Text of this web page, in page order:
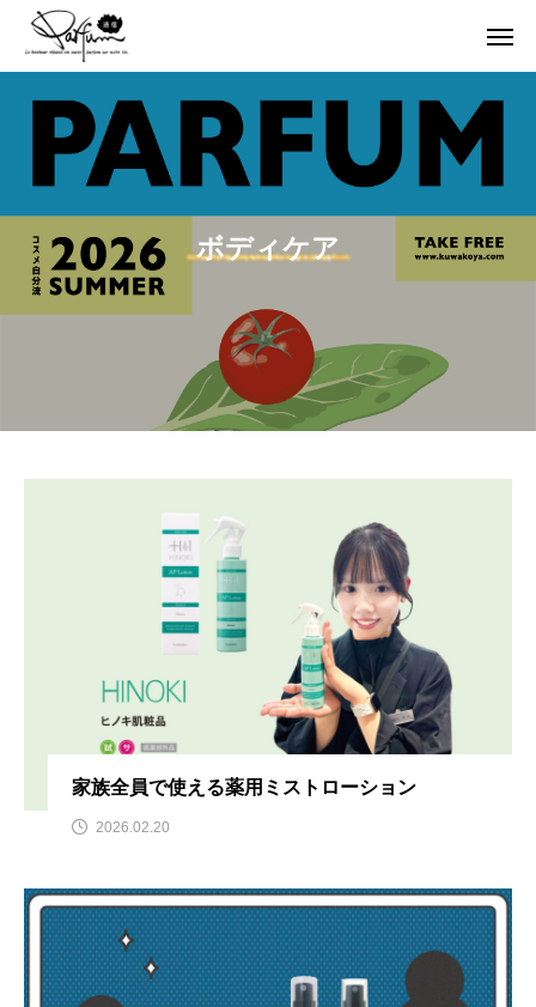
ボディケア
家族全員で使える薬用ミストローション
2026.02.20